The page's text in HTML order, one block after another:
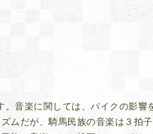
。音楽に関しては、パイクの影
ムだが、騎馬民族の音楽は３拍